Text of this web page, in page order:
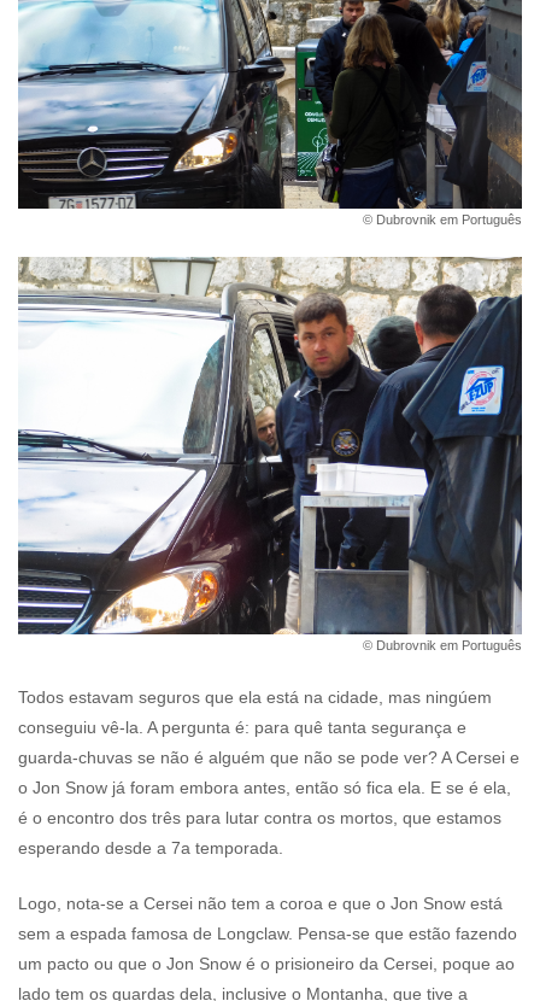
© Dubrovnik em Português
© Dubrovnik em Português
Todos estavam seguros que ela está na cidade, mas ningúem
conseguiu vê-la. A pergunta é: para quê tanta segurança e
guarda-chuvas se não é alguém que não se pode ver? A Cersei e
o Jon Snow já foram embora antes, então só fica ela. E se é ela,
é o encontro dos três para lutar contra os mortos, que estamos
esperando desde a 7a temporada.
Logo, nota-se a Cersei não tem a coroa e que o Jon Snow está
sem a espada famosa de Longclaw. Pensa-se que estão fazendo
um pacto ou que o Jon Snow é o prisioneiro da Cersei, poque ao
lado tem os guardas dela, inclusive o Montanha, que tive a